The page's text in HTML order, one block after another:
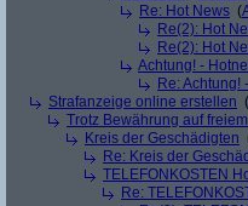
Re: Hot News (
Re(2): Hot
Re(2): Hot
Achtung! -
Re: Achtung!
Strafanzeige online erstellen (
Trotz Bewährung auf
Kreis der Geschädigten
Re: Kreis der
TELEFONKOSTEN
Re: